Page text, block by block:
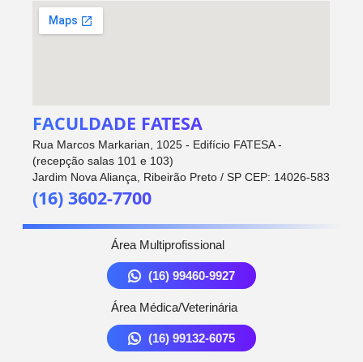
FACULDADE FATESA
Rua Marcos Markarian, 1025 - Edifício FATESA -
(recepção salas 101 e 103)
Jardim Nova Aliança, Ribeirão Preto / SP CEP: 14026-583
(16) 3602-7700
Área Multiprofissional
(16) 99460-9927
Área Médica/Veterinária
(16) 99132-6075